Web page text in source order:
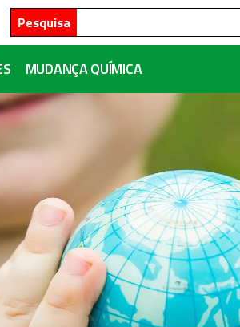
Pesquisa
MUDANÇA QUÍMICA